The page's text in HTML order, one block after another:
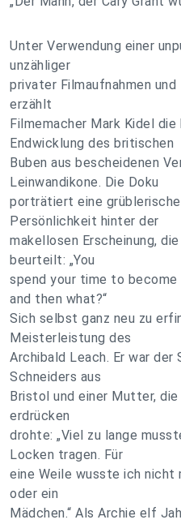
Unter Verwendung einer
unzähliger
privater Filmaufnahmen
erzählt
Filmemacher Mark Kidel die
Endwicklung des britischen
Buben aus bescheidenen
Leinwandikone. Die Doku
porträtiert eine grüblerische
Persönlichkeit hinter der
makellosen Erscheinung,
beurteilt: „You
spend your time to
and then what?“
Sich selbst ganz neu zu
Meisterleistung des
Archibald Leach. Er war der
Schneiders aus
Bristol und einer Mutter,
erdrücken
drohte: „Viel zu lange
Locken tragen. Für
eine Weile wusste ich nicht
oder ein
Mädchen.“ Als Archie elf